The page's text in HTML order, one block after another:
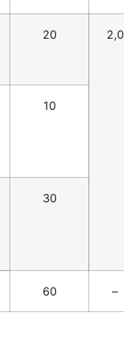
20 2,0
10
30
60 –